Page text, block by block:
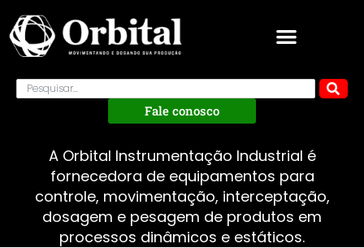
Fale conosco
A Orbital Instrumentação Industrial é
fornecedora de equipamentos para
controle, movimentação, interceptação,
dosagem e pesagem de produtos em
processos dinâmicos e estáticos.